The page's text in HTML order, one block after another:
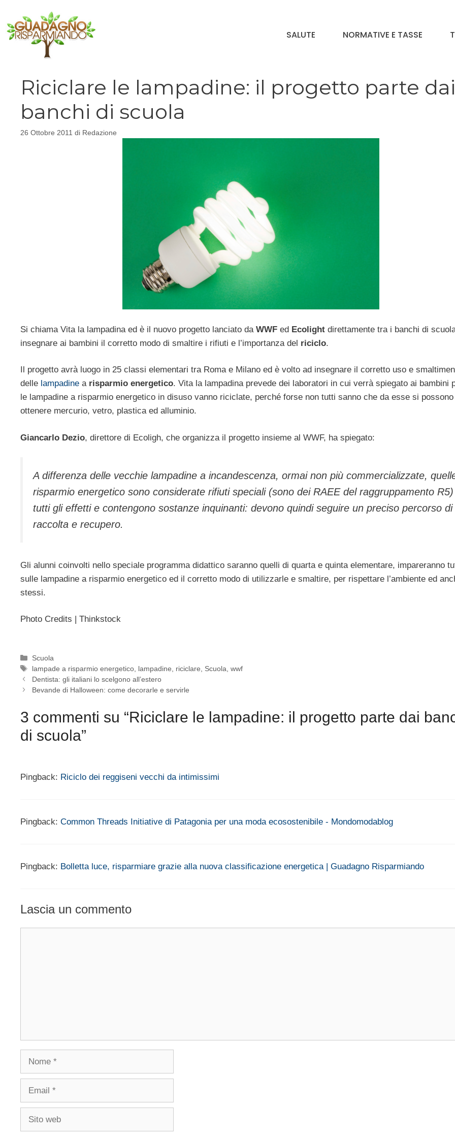
contenuto
SALUTE NORMATIVE E TASSE
Riciclare le lampadine: il progetto parte dai
banchi di scuola
26 Ottobre 2011 di Redazione
Si chiama Vita la lampadina ed è il nuovo progetto lanciato da WWF ed Ecolight direttamente tra i banchi di
insegnare ai bambini il corretto modo di smaltire i rifiuti e l’importanza del riciclo.
Il progetto avrà luogo in 25 classi elementari tra Roma e Milano ed è volto ad insegnare il corretto uso e
delle lampadine a risparmio energetico. Vita la lampadina prevede dei laboratori in cui verrà spiegato ai bambini
le lampadine a risparmio energetico in disuso vanno riciclate, perché forse non tutti sanno che da esse si possono
ottenere mercurio, vetro, plastica ed alluminio.
Giancarlo Dezio, direttore di Ecoligh, che organizza il progetto insieme al WWF, ha spiegato:
A differenza delle vecchie lampadine a incandescenza, ormai non più commercializzate,
risparmio energetico sono considerate rifiuti speciali (sono dei RAEE del raggruppamento
tutti gli effetti e contengono sostanze inquinanti: devono quindi seguire un preciso percorso di
raccolta e recupero.
Gli alunni coinvolti nello speciale programma didattico saranno quelli di quarta e quinta elementare, impareranno
sulle lampadine a risparmio energetico ed il corretto modo di utilizzarle e smaltire, per rispettare l’ambiente ed
stessi.
Photo Credits | Thinkstock
Categorie
Scuola
Tag
lampade a risparmio energetico lampadine riciclare Scuola ,wwf
Dentista: gli italiani lo scelgono all’estero
Bevande di Halloween: come decorarle e servirle
3 commenti su “Riciclare le lampadine: il progetto parte dai
di scuola”
Pingback: Riciclo dei reggiseni vecchi da intimissimi
Pingback: Common Threads Initiative di Patagonia per una moda ecosostenibile - Mondomodablog
Pingback: Bolletta luce, risparmiare grazie alla nuova classificazione energetica | Guadagno Risparmiando
Lascia un commento
Nome
Email
Sito